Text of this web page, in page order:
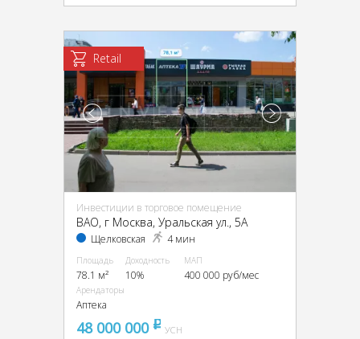
Retail
Инвестиции в торговое помещение
ВАО, г Москва, Уральская ул., 5А
Щелковская 4 мин
Площадь
78.1 м²
Доходность
10%
МАП
400 000 руб/мес
Арендаторы
Аптека
48 000 000 pуб
УСН